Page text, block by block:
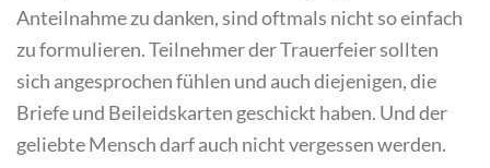
Anteilnahme zu danken, sind oftmals nicht so einfach
zu formulieren. Teilnehmer der Trauerfeier sollten
sich angesprochen fühlen und auch diejenigen, die
Briefe und Beileidskarten geschickt haben. Und der
geliebte Mensch darf auch nicht vergessen werden.